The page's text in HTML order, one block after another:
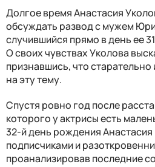
Долгое время Анастасия
обсуждать развод с мужем
случившийся прямо в день ее
О своих чувствах Уколова
признавшись, что старательно
на эту тему.
Спустя ровно год после
которого у актрисы есть
32-й день рождения Анастасия
подписчиками и
проанализировав последние